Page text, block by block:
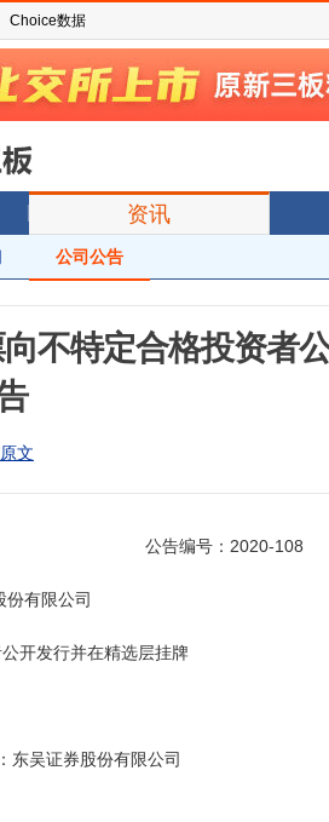
Choice数据
资讯
公司公告
不特定合格投资者
文